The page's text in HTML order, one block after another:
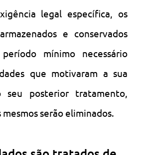
legal específica, os
e conservados
mínimo necessário
que motivaram a sua
seu posterior tratamento,
serão eliminados.